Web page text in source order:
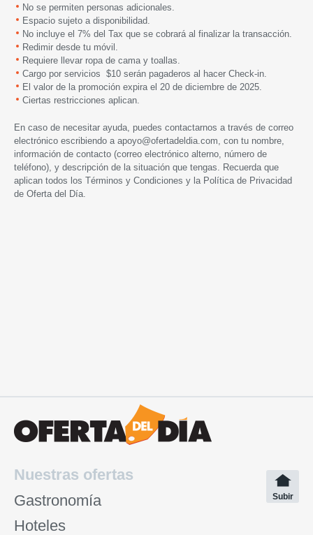
No se permiten personas adicionales.
Espacio sujeto a disponibilidad.
No incluye el 7% del Tax que se cobrará al finalizar la transacción.
Redimir desde tu móvil.
Requiere llevar ropa de cama y toallas.
Cargo por servicios $10 serán pagaderos al hacer Check-in.
El valor de la promoción expira el 20 de diciembre de 2025.
Ciertas restricciones aplican.
En caso de necesitar ayuda, puedes contactarnos a través de correo
electrónico escribiendo a apoyo@ofertadeldia.com , con tu nombre,
información de contacto (correo electrónico alterno, número de
teléfono), y descripción de la situación que tengas. Recuerda que
aplican todos los Términos y Condiciones y la Política de Privacidad
de Oferta del Día.
Nuestras ofertas
Gastronomía
Hoteles
Subir